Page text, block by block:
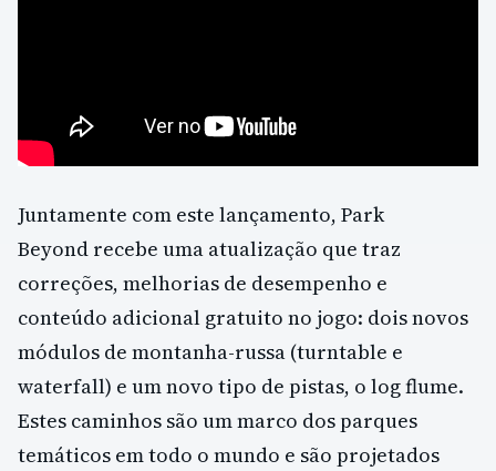
Juntamente com este lançamento, Park
Beyond recebe uma atualização que traz
correções, melhorias de desempenho e
conteúdo adicional gratuito no jogo: dois novos
módulos de montanha-russa (turntable e
waterfall) e um novo tipo de pistas, o log flume.
Estes caminhos são um marco dos parques
temáticos em todo o mundo e são projetados